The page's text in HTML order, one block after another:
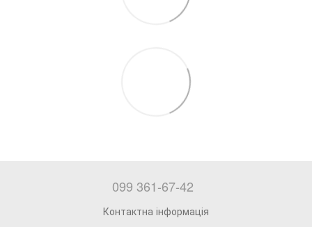
099 361-67-42
Контактна інформація